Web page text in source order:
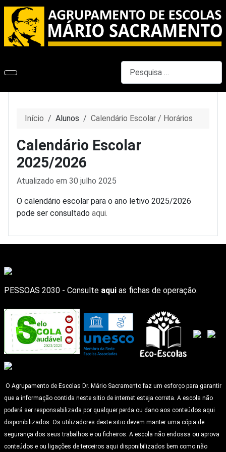
Início Alunos Calendário Escolar / Horários
Calendário Escolar
2025/2026
Detalhes
Atualizado em 30 julho 2025
O calendário escolar para o ano letivo 2025/2026
pode ser consultado aqui.
PESSOAS 2030 - Consulte aqui as fichas de operação.
O Agrupamento de Escolas Dr. Mário Sacramento faz um esforço para garantir
que a informação contida neste sitio de internet esteja correta. A escola não
poderá ser responsabilizada por qualquer perda ou dano aos conteúdos aqui
disponibilizados. Os utilizadores deste sitio devem manter uma cópia de
segurança dos seus trabalhos e ou ficheiros. A escola não endossa ou aprova
conteúdos e ou ligações de terceiros aqui disponibilizados bem como não